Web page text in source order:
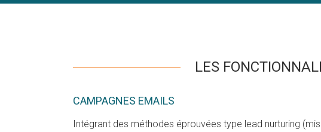
LES
CAMPAGNES EMAILS
Intégrant des méthodes éprouvées type lead nurturing